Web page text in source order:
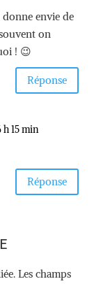
envie de
on
! 😉
Réponse
h 15 min
Réponse
Les champs